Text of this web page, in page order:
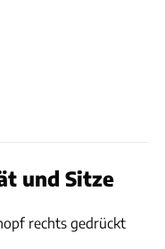
und SitzePhilipp Heise
rechts gedrückt